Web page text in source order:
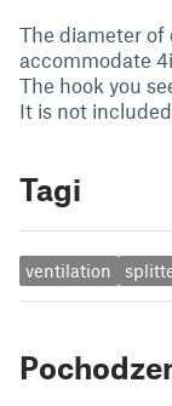
The diameter
accommodate
The hook you
It is not
Tagi
ventilation